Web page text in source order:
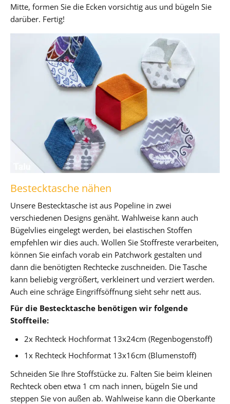
Mitte, formen Sie die Ecken vorsichtig aus und bügeln Sie
darüber. Fertig!
Bestecktasche nähen
Unsere Bestecktasche ist aus Popeline in zwei
verschiedenen Designs genäht. Wahlweise kann auch
Bügelvlies eingelegt werden, bei elastischen Stoffen
empfehlen wir dies auch. Wollen Sie Stoffreste verarbeiten,
können Sie einfach vorab ein Patchwork gestalten und
dann die benötigten Rechtecke zuschneiden. Die Tasche
kann beliebig vergrößert, verkleinert und verziert werden.
Auch eine schräge Eingriffsöffnung sieht sehr nett aus.
Für die Bestecktasche benötigen wir folgende
Stoffteile:
2x Rechteck Hochformat 13x24cm (Regenbogenstoff)
1x Rechteck Hochformat 13x16cm (Blumenstoff)
Schneiden Sie Ihre Stoffstücke zu. Falten Sie beim kleinen
Rechteck oben etwa 1 cm nach innen, bügeln Sie und
steppen Sie von außen ab. Wahlweise kann die Oberkante